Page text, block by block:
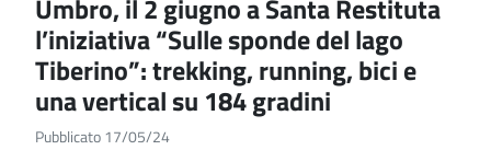
Umbro, il 2 giugno a Santa Restituta
l’iniziativa “Sulle sponde del lago
Tiberino”: trekking, running, bici e
una vertical su 184 gradini
Pubblicato 17/05/24